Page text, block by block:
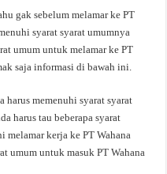
gak sebelum melamar ke PT
syarat syarat umumnya
umum untuk melamar ke PT
saja informasi di bawah ini.
harus memenuhi syarat syarat
harus tau beberapa syarat
kerja ke PT Wahana
umum untuk masuk PT Wahana